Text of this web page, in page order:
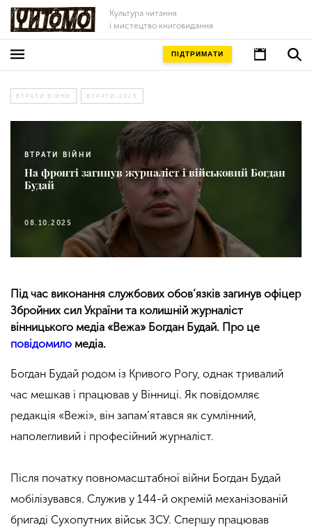
Культура читання
і мистецтво книговидання
ПІДТРИМАТИ
ВТРАТИ ВІЙНИ ВТРАТИ-2025
ВТРАТИ ВІЙНИ
На фронті загинув журналіст і військовий Богдан
Будай
08.10.2025
Під час виконання службових обов’язків загинув офіцер
Збройних сил України та колишній журналіст
вінницького медіа «Вежа» Богдан Будай. Про це
повідомило медіа.
Богдан Будай родом із Кривого Рогу, однак тривалий
час мешкав і працював у Вінниці. Як повідомляє
редакція «Вежі», він запам’ятався як сумлінний,
наполегливий і професійний журналіст.
Після початку повномасштабної війни Богдан Будай
мобілізувався. Служив у 144-й окремій механізованій
бригаді Сухопутних військ ЗСУ. Спершу працював